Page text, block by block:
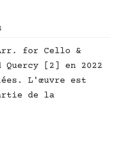
for Cello &
Quercy [2] en 2022
L'œuvre est
de la